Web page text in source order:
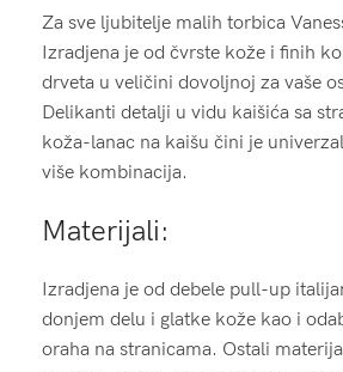
Za sve ljubitelje malih torbica
Izradjena je od čvrste kože i finih
drveta u veličini dovoljnoj za vaše
Delikanti detalji u vidu kaišića sa
koža-lanac na kaišu čini je
više kombinacija.
Materijali:
Izradjena je od debele pull-up
donjem delu i glatke kože kao i
oraha na stranicama. Ostali